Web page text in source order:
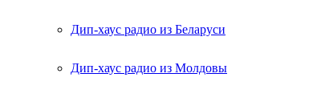
Дип-хаус радио из Беларуси
Дип-хаус радио из Молдовы